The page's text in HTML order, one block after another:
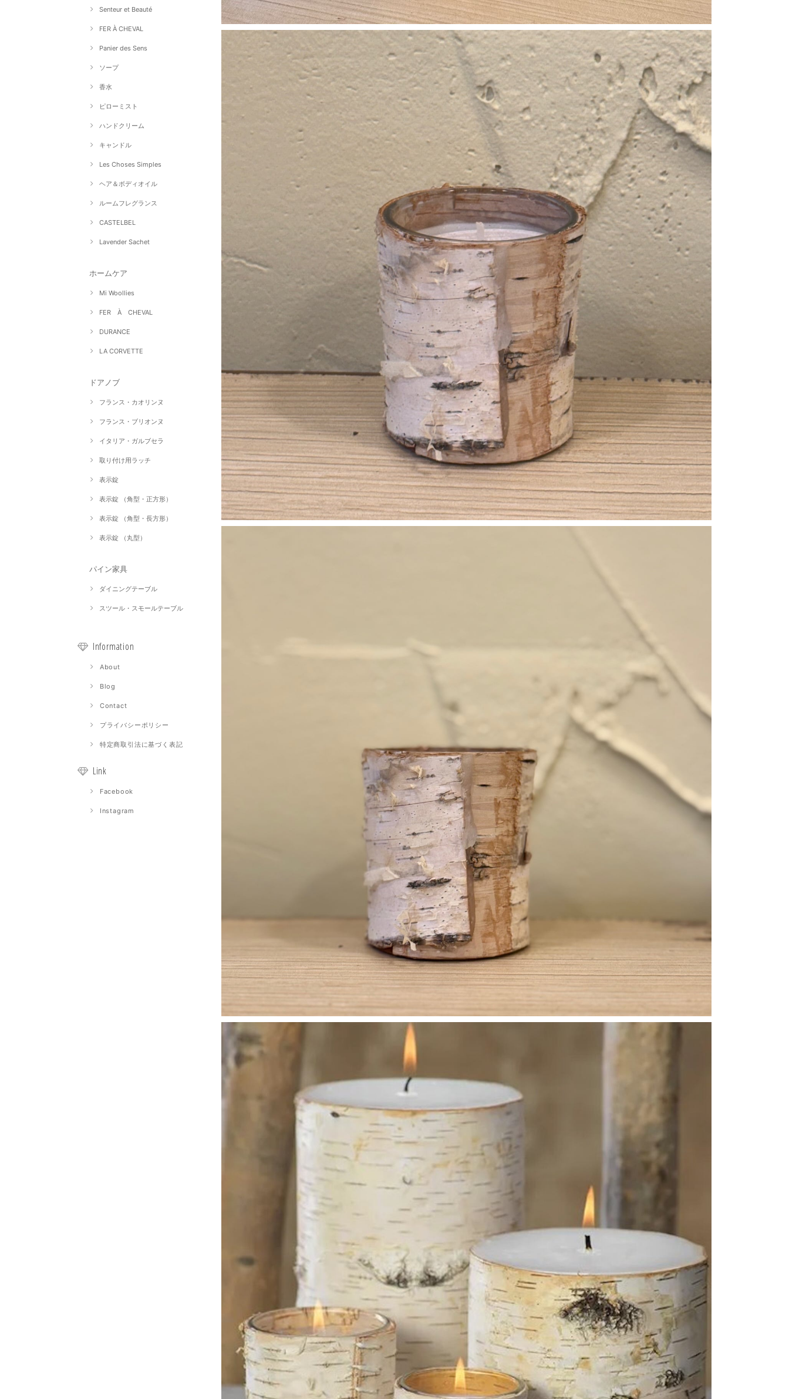
Senteur et Beauté
FER À CHEVAL
Panier des Sens
ソープ
香水
ピローミスト
ハンドクリーム
キャンドル
Les Choses Simples
ヘア＆ボディオイル
ルームフレグランス
CASTELBEL
Lavender Sachet
ホームケア
Mi Woollies
FER À CHEVAL
DURANCE
LA CORVETTE
ドアノブ
フランス・カオリンヌ
フランス・ブリオンヌ
イタリア・ガルブセラ
取り付け用ラッチ
表示錠
表示錠 （角型・正方形）
表示錠 （角型・長方形）
表示錠 （丸型）
パイン家具
ダイニングテーブル
スツール・スモールテーブル
Information
About
Blog
Contact
プライバシーポリシー
特定商取引法に基づく表記
Link
Facebook
Instagram